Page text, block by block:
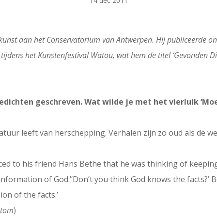
aan het Conservatorium van Antwerpen. Hij publiceerde
het Kunstenfestival Watou, wat hem de titel ‘Gevonden
geschreven. Wat wilde je met het vierluik
leeft van herschepping. Verhalen zijn zo oud als de
to his friend Hans Bethe that he was thinking of
of God.’‘Don’t you think God knows the facts?’
of the facts.’
)